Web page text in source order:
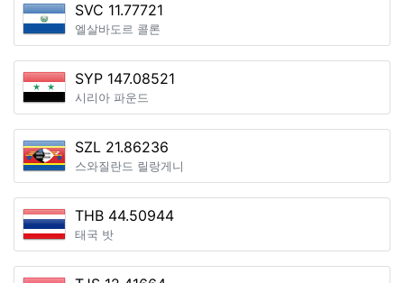
SVC 11.77721
엘살바도르 콜론
SYP 147.08521
시리아 파운드
SZL 21.86236
스와질란드 릴랑게니
THB 44.50944
태국 밧